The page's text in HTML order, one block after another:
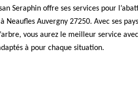
Seraphin offre ses services pour
Neaufles Auvergny 27250. Avec ses
vous aurez le meilleur service
à pour chaque situation.